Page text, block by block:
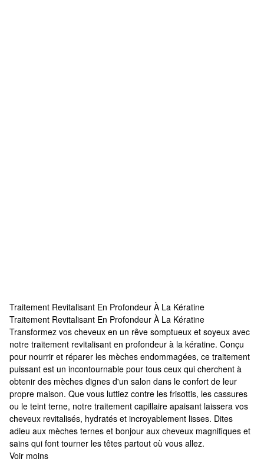
Traitement Revitalisant En Profondeur À La Kératine
Traitement Revitalisant En Profondeur À La Kératine
Traitement Revitalisant En Profondeur À La Kératine
Transformez vos cheveux en un rêve somptueux et soyeux avec
notre traitement revitalisant en profondeur à la kératine. Conçu
pour nourrir et réparer les mèches endommagées, ce traitement
puissant est un incontournable pour tous ceux qui cherchent à
obtenir des mèches dignes d'un salon dans le confort de leur
propre maison. Que vous luttiez contre les frisottis, les cassures
ou le teint terne, notre traitement capillaire apaisant laissera vos
cheveux revitalisés, hydratés et incroyablement lisses. Dites
adieu aux mèches ternes et bonjour aux cheveux magnifiques et
sains qui font tourner les têtes partout où vous allez.
Voir moins